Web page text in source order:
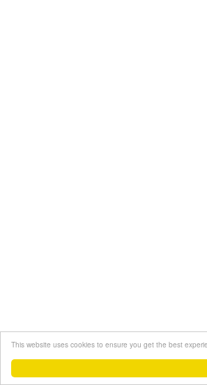
This website uses cookies to ensure you get the best